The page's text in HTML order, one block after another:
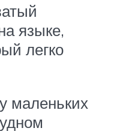
языке,
легко
маленьких